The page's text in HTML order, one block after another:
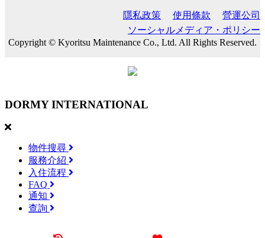
隱私政策 使用條款
營運公司
ソーシャルメディア・ポリシー
Copyright © Kyoritsu Maintenance Co., Ltd. All Rights Reserved.
DORMY INTERNATIONAL
物件搜尋
服務介紹
入住流程
FAQ
通知
查詢